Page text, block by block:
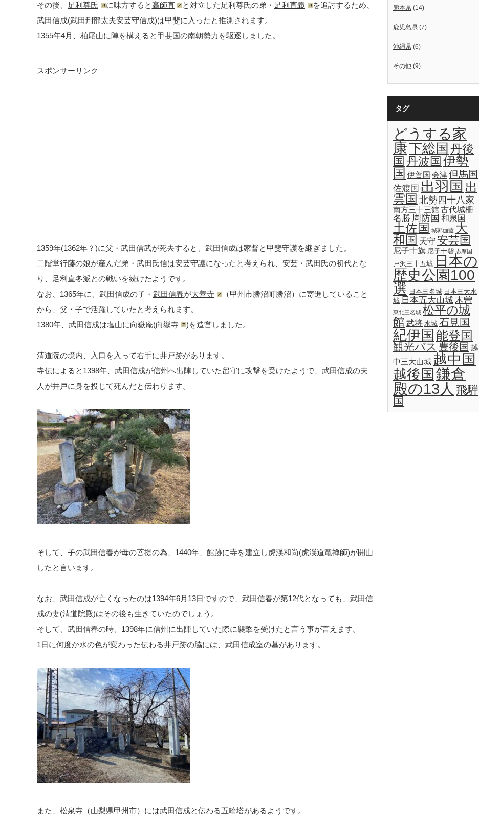
その後、
足利尊氏 に味方すると高師直 と対立した足利尊氏の弟・ 足利直義
を追討するため、
武田信成(武田刑部太夫安芸守信成)は甲斐に入ったと推測されます。
1355年4月、柏尾山に陣を構えると 甲斐国の南朝勢力を駆逐しました。
スポンサーリンク
1359年(1362年？)に父・武田信武が死去すると、武田信成は家督と甲斐守護を継ぎました。
二階堂行藤の娘が産んだ弟・武田氏信は安芸守護になったと考えられ、安芸・武田氏の初代とな
り、足利直冬派との戦いを続けたようです。
なお、1365年に、武田信成の子・ 武田信春が大善寺
（甲州市勝沼町勝沼）に寄進していること
から、父・子で活躍していたと考えられます。
1380年、武田信成は塩山に向嶽庵(向嶽寺 )を造営しました。
清道院の境内、入口を入って右手に井戸跡があります。
寺伝によると1398年、武田信成が信州へ出陣していた留守に攻撃を受けたようで、武田信成の夫
人が井戸に身を投じて死んだと伝わります。
そして、子の武田信春が母の菩提の為、1440年、館跡に寺を建立し虎渓和尚(虎渓道竜禅師)が開山
したと言います。
なお、武田信成が亡くなったのは1394年6月13日ですので、武田信春が第12代となっても、武田信
成の妻(清道院殿)はその後も生きていたのでしょう。
そして、武田信春の時、1398年に信州に出陣していた際に襲撃を受けたと言う事が言えます。
1日に何度か水の色が変わった伝わる井戸跡の脇には、武田信成室の墓があります。
また、松泉寺（山梨県甲州市）には武田信成と伝わる五輪塔があるようです。
熊本県 (14)
鹿児島県 (7)
沖縄県 (6)
その他 (9)
タグ
どうする家
康下総国 丹後
国 丹波国 伊勢
国 伊賀国 会津但馬国
佐渡国 出羽国 出
雲国 北勢四十八家
南方三十三館古代城柵
名勝 周防国 和泉国
土佐国 城郭伽藍 大
和国 天守 安芸国
尼子十旗 尼子十砦 志摩国
戸沢三十五城 日本の
歴史公園100
選 日本三名城 日本三大水
城 日本五大山城木曽
東北三名城 松平の城
館 武将 水城 石見国
紀伊国 能登国
観光バス 豊後国 越
中三大山城 越中国
越後国 鎌倉
殿の13人 飛騨
国